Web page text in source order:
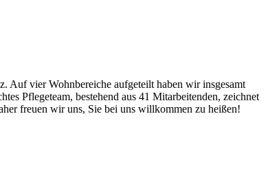
Auf vier Wohnbereiche aufgeteilt haben wir insgesamt
Pflegeteam, bestehend aus 41 Mitarbeitenden, zeichnet
freuen wir uns, Sie bei uns willkommen zu heißen!